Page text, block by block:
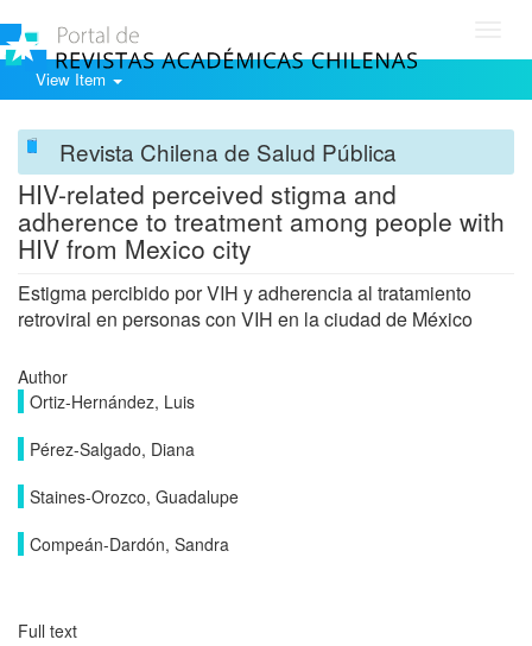
View Item
Revista Chilena de Salud Pública
HIV-related perceived stigma and
adherence to treatment among people with
HIV from Mexico city
Estigma percibido por VIH y adherencia al tratamiento
retroviral en personas con VIH en la ciudad de México
Author
Ortiz-Hernández, Luis
Pérez-Salgado, Diana
Staines-Orozco, Guadalupe
Compeán-Dardón, Sandra
Full text